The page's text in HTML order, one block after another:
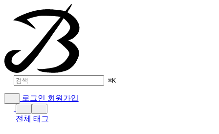
⌘K
로그인 회원가입
전체 태그